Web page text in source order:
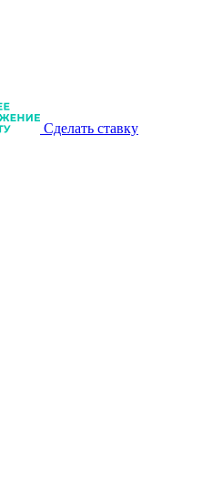
Сделать ставку